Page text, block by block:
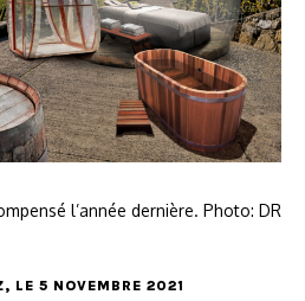
l’année dernière. Photo: DR
, LE 5 NOVEMBRE 2021